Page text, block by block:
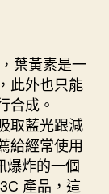
葉黃素是一
此外也只能
合成。
取藍光跟減
給經常使用
爆炸的一個
產品，這